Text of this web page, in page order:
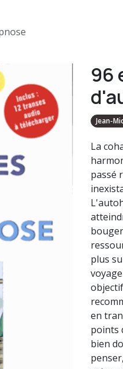
96
Jean-
La
passé
plus
en
points
bien